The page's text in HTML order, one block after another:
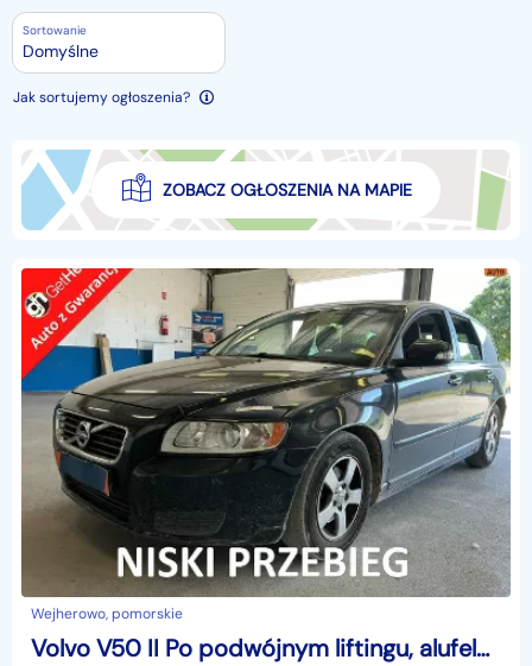
Sortowanie
Domyślne
Jak sortujemy ogłoszenia?
ZOBACZ OGŁOSZENIA NA MAPIE
Wejherowo, pomorskie
Volvo V50 II Po podwójnym liftingu, alufelgi, klimatronik, import, jasne wnętrze